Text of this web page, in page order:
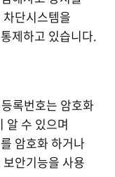
단시스템을
제하고 있습니다.
록번호는 암호화
알 수 있으며
암호화 하거나
안기능을 사용